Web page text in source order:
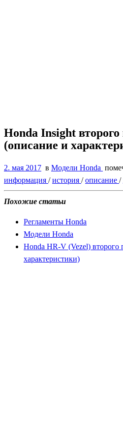
Honda Insight
(описание и
2. мая 2017 в Модели Honda
информация /история /описание /
Похожие статьи
Регламенты Honda
Модели Honda
Honda HR-V (Vezel) второго
характеристики)